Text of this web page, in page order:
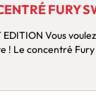
FURY
de l'exotisme ? Confiez vos sens à l'expertise
Ultimate ! Le